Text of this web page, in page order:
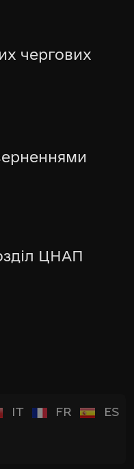
чергових
ЦНАП
IT FR ES